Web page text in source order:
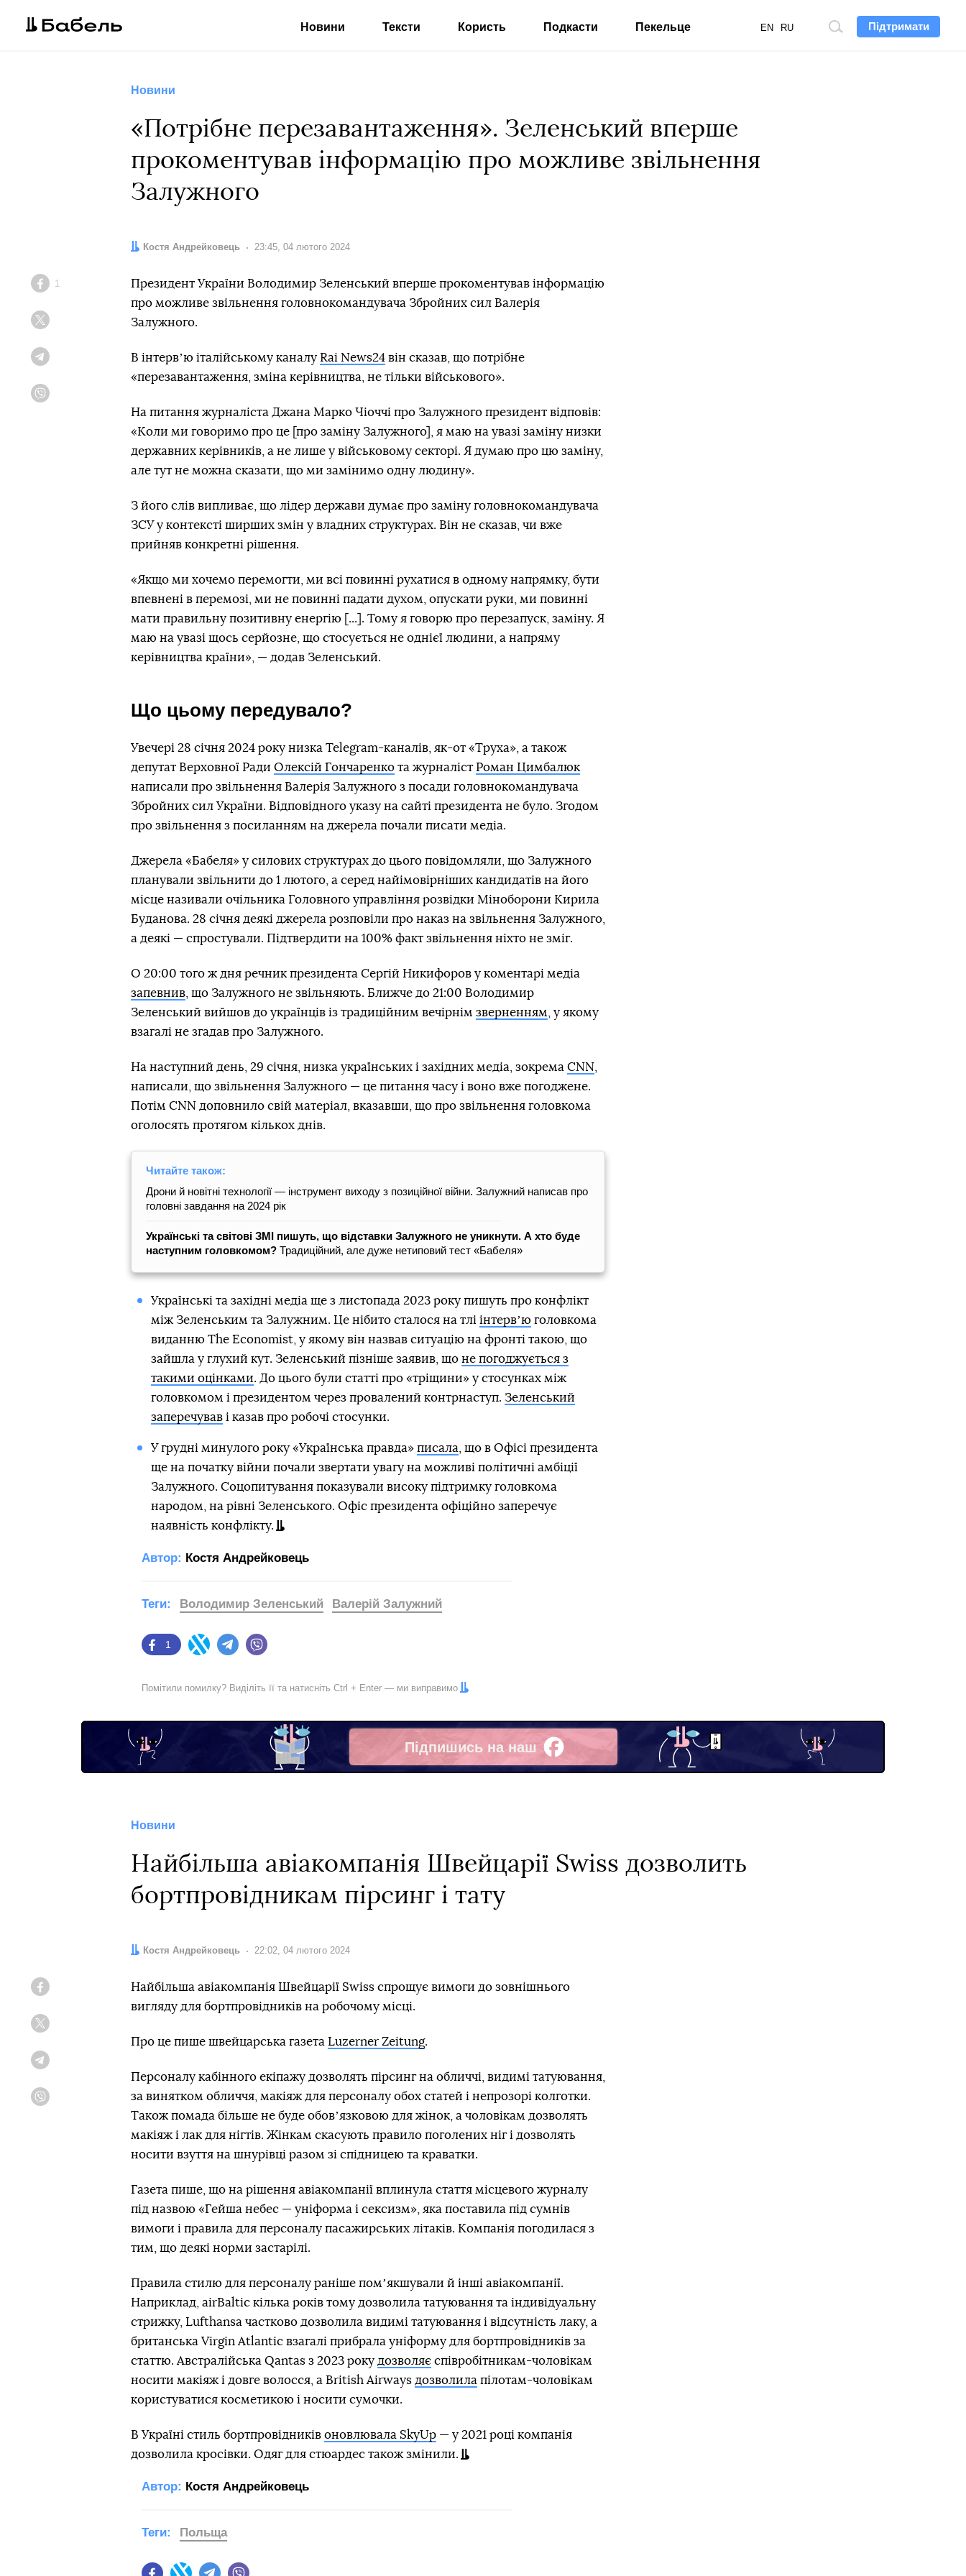
Підтримати
Пошук
EN RU
Новини Тексти Користь Подкасти Пекельце
Новини
«Потрібне перезавантаження». Зеленський вперше
прокоментував інформацію про можливе звільнення
Залужного
Автор:
Костя Андрейковець Дата:
23:45, 04 лютого 2024
Facebook
1
Президент України Володимир Зеленський вперше прокоментував інформацію
про можливе звільнення головнокомандувача Збройних сил Валерія
Залужного.
В інтервʼю італійському каналу Rai News24 він сказав, що потрібне
«перезавантаження, зміна керівництва, не тільки військового».
На питання журналіста Джана Марко Чіоччі про Залужного президент відповів:
«Коли ми говоримо про це [про заміну Залужного], я маю на увазі заміну низки
державних керівників, а не лише у військовому секторі. Я думаю про цю заміну,
але тут не можна сказати, що ми замінимо одну людину».
З його слів випливає, що лідер держави думає про заміну головнокомандувача
ЗСУ у контексті ширших змін у владних структурах. Він не сказав, чи вже
прийняв конкретні рішення.
«Якщо ми хочемо перемогти, ми всі повинні рухатися в одному напрямку, бути
впевнені в перемозі, ми не повинні падати духом, опускати руки, ми повинні
мати правильну позитивну енергію [...]. Тому я говорю про перезапуск, заміну. Я
маю на увазі щось серйозне, що стосується не однієї людини, а напряму
керівництва країни», — додав Зеленський.
Що цьому передувало?
Увечері 28 січня 2024 року низка Telegram-каналів, як-от «Труха», а також
депутат Верховної Ради Олексій Гончаренко та журналіст Роман Цимбалюк
написали про звільнення Валерія Залужного з посади головнокомандувача
Збройних сил України. Відповідного указу на сайті президента не було. Згодом
про звільнення з посиланням на джерела почали писати медіа.
Джерела «Бабеля» у силових структурах до цього повідомляли, що Залужного
планували звільнити до 1 лютого, а серед найімовірніших кандидатів на його
місце називали очільника Головного управління розвідки Міноборони Кирила
Буданова. 28 січня деякі джерела розповіли про наказ на звільнення Залужного,
а деякі — спростували. Підтвердити на 100% факт звільнення ніхто не зміг.
О 20:00 того ж дня речник президента Сергій Никифоров у коментарі медіа
запевнив , що Залужного не звільняють. Ближче до 21:00 Володимир
Зеленський вийшов до українців із традиційним вечірнім зверненням , у якому
взагалі не згадав про Залужного.
На наступний день, 29 січня, низка українських і західних медіа, зокрема CNN
написали, що звільнення Залужного — це питання часу і воно вже погоджене.
Потім CNN доповнило свій матеріал, вказавши, що про звільнення головкома
оголосять протягом кількох днів.
Читайте також:
Дрони й новітні технології — інструмент виходу з позиційної війни. Залужний написав про
головні завдання на 2024 рік
Українські та світові ЗМІ пишуть, що відставки Залужного не уникнути. А хто буде
наступним головкомом? Традиційний, але дуже нетиповий тест «Бабеля»
Українські та західні медіа ще з листопада 2023 року пишуть про конфлікт
між Зеленським та Залужним. Це нібито сталося на тлі інтервʼюголовкома
виданню The Economist, у якому він назвав ситуацію на фронті такою, що
зайшла у глухий кут. Зеленський пізніше заявив, що не погоджується з
такими оцінками. До цього були статті про «тріщини» у стосунках між
головкомом і президентом через провалений контрнаступ. Зеленський
заперечуваві казав про робочі стосунки.
У грудні минулого року «Українська правда» писала , що в Офісі президента
ще на початку війни почали звертати увагу на можливі політичні амбіції
Залужного. Соцопитування показували високу підтримку головкома
народом, на рівні Зеленського. Офіс президента офіційно заперечує
наявність конфлікту.
Автор: Костя Андрейковець
Facebook
1
Twitter Telegram
Теги: Володимир Зеленський Валерій Залужний
Помітили помилку? Виділіть її та натисніть Ctrl + Enter — ми виправимо
Підпишись на наш
Facebook
Новини
Найбільша авіакомпанія Швейцарії Swiss дозволить
бортпровідникам пірсинг і тату
Автор:
Костя Андрейковець Дата:
22:02, 04 лютого 2024
Найбільша авіакомпанія Швейцарії Swiss спрощує вимоги до зовнішнього
вигляду для бортпровідників на робочому місці.
Про це пише швейцарська газета Luzerner Zeitung.
Персоналу кабінного екіпажу дозволять пірсинг на обличчі, видимі татуювання,
за винятком обличчя, макіяж для персоналу обох статей і непрозорі колготки.
Також помада більше не буде обовʼязковою для жінок, а чоловікам дозволять
макіяж і лак для нігтів. Жінкам скасують правило поголених ніг і дозволять
носити взуття на шнурівці разом зі спідницею та краватки.
Газета пише, що на рішення авіакомпанії вплинула стаття місцевого журналу
під назвою «Гейша небес — уніформа і сексизм», яка поставила під сумнів
вимоги і правила для персоналу пасажирських літаків. Компанія погодилася з
тим, що деякі норми застарілі.
Правила стилю для персоналу раніше помʼякшували й інші авіакомпанії.
Наприклад, airBaltic кілька років тому дозволила татуювання та індивідуальну
стрижку, Lufthansa частково дозволила видимі татуювання і відсутність лаку, а
британська Virgin Atlantic взагалі прибрала уніформу для бортпровідників за
статтю. Австралійська Qantas з 2023 року дозволяє співробітникам-чоловікам
носити макіяж і довге волосся, а British Airways дозволила пілотам-чоловікам
користуватися косметикою і носити сумочки.
В Україні стиль бортпровідників оновлювала SkyUp — у 2021 році компанія
дозволила кросівки. Одяг для стюардес також змінили.
Автор: Костя Андрейковець
Теги: Польща